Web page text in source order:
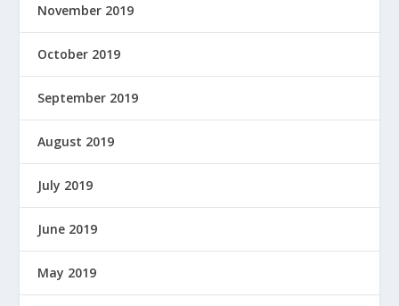
November 2019
October 2019
September 2019
August 2019
July 2019
June 2019
May 2019